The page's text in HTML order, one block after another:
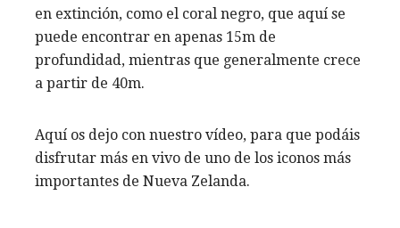
en extinción, como el coral negro, que aquí se
puede encontrar en apenas 15m de
profundidad, mientras que generalmente crece
a partir de 40m.
Aquí os dejo con nuestro vídeo, para que podáis
disfrutar más en vivo de uno de los iconos más
importantes de Nueva Zelanda.